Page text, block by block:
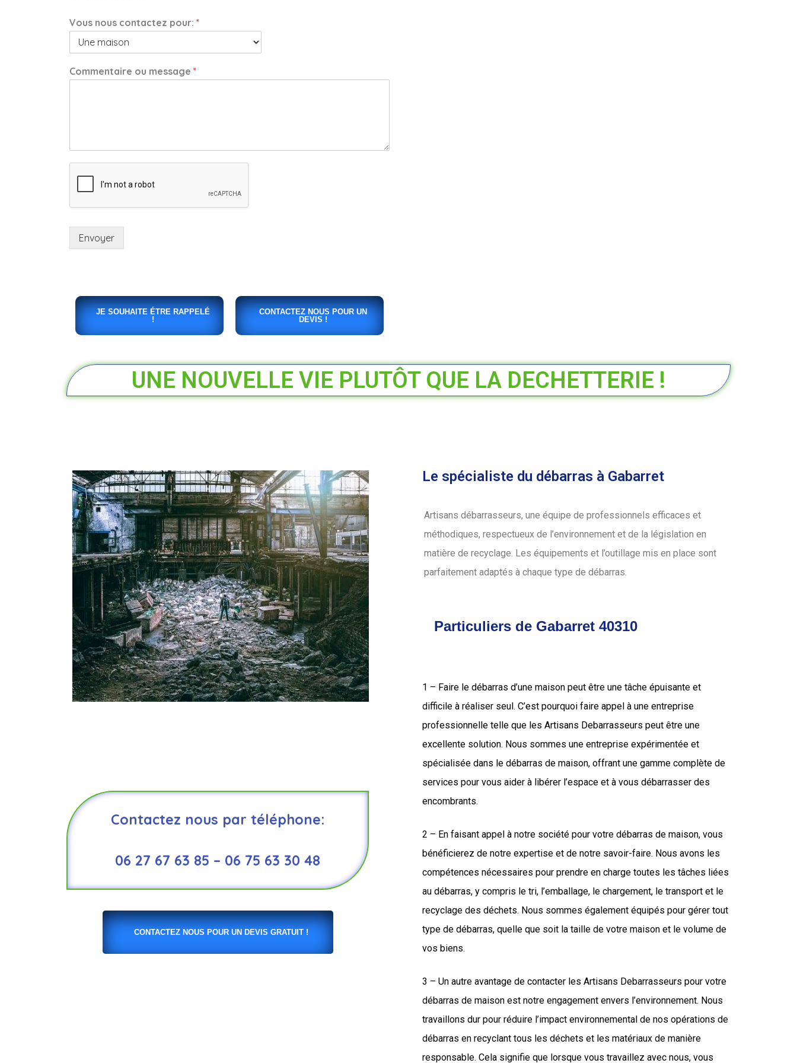
Vous nous contactez pour: *
Commentaire ou message *
Envoyer
JE SOUHAITE ÉTRE RAPPELÉ
!
CONTACTEZ NOUS POUR UN
DEVIS !
UNE NOUVELLE VIE PLUTÔT QUE LA DECHETTERIE !
Contactez nous par téléphone:
06 27 67 63 85 – 06 75 63 30 48
CONTACTEZ NOUS POUR UN DEVIS GRATUIT !
Le spécialiste du débarras à Gabarret
Artisans débarrasseurs, une équipe de professionnels efficaces et
méthodiques, respectueux de l’environnement et de la législation en
matière de recyclage. Les équipements et l’outillage mis en place sont
parfaitement adaptés à chaque type de débarras.
Particuliers de Gabarret 40310
1 – Faire le débarras d’une maison peut être une tâche épuisante et
difficile à réaliser seul. C’est pourquoi faire appel à une entreprise
professionnelle telle que les Artisans Debarrasseurs peut être une
excellente solution. Nous sommes une entreprise expérimentée et
spécialisée dans le débarras de maison, offrant une gamme complète de
services pour vous aider à libérer l’espace et à vous débarrasser des
encombrants.
2 – En faisant appel à notre société pour votre débarras de maison, vous
bénéficierez de notre expertise et de notre savoir-faire. Nous avons les
compétences nécessaires pour prendre en charge toutes les tâches liées
au débarras, y compris le tri, l’emballage, le chargement, le transport et le
recyclage des déchets. Nous sommes également équipés pour gérer tout
type de débarras, quelle que soit la taille de votre maison et le volume de
vos biens.
3 – Un autre avantage de contacter les Artisans Debarrasseurs pour votre
débarras de maison est notre engagement envers l’environnement. Nous
travaillons dur pour réduire l’impact environnemental de nos opérations de
débarras en recyclant tous les déchets et les matériaux de manière
responsable. Cela signifie que lorsque vous travaillez avec nous, vous